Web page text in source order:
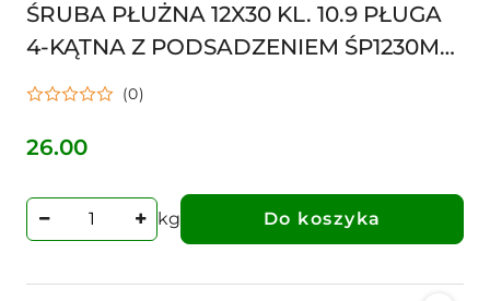
ŚRUBA PŁUŻNA 12X30 KL. 10.9 PŁUGA
4-KĄTNA Z PODSADZENIEM ŚP1230M
15519
(0)
Cena:
26.00
kg Do koszyka